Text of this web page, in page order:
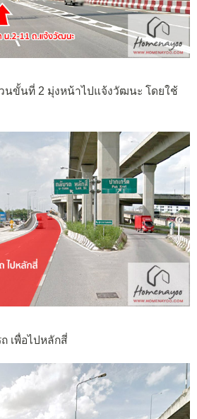
วนขั้นที่ 2 มุ่งหน้าไปแจ้งวัฒนะ โดยใช้
เพื่อไปหลักสี่